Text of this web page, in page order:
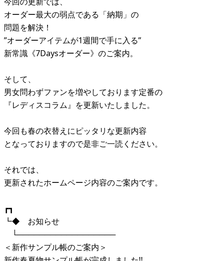
オーダー最大の弱点である「納期」の
問題を解決！
”オーダーアイテムが1週間で手に入る”
新常識《7Daysオーダー》のご案内。
そして、
男女問わずファンを増やしております定番の
『レディスコラム』を更新いたしました。
今回も春の衣替えにピッタリな更新内容
となっておりますので是非ご一読ください。
それでは、
更新されたホームページ内容のご案内です。
┏┓
┗◆ お知らせ
└──────────────────
＜新作サンプル帳のご案内＞